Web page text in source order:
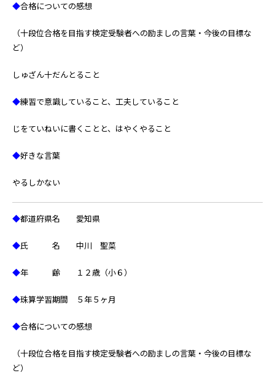
◆合格についての感想
（十段位合格を目指す検定受験者への励ましの言葉・今後の目標な
ど）
しゅざん十だんとること
◆練習で意識していること、工夫していること
じをていねいに書くことと、はやくやること
◆好きな言葉
やるしかない
◆都道府県名 愛知県
◆氏 名 中川 聖菜
◆年 齢 １２歳（小６）
◆珠算学習期間 ５年５ヶ月
◆合格についての感想
（十段位合格を目指す検定受験者への励ましの言葉・今後の目標な
ど）